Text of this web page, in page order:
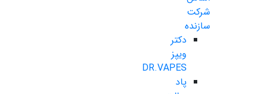
شرکت
سازنده
دکتر
ویپز
DR.VAPES
پاد